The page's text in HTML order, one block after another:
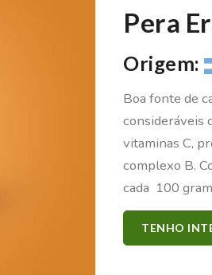
Pera
Origem:
Boa fonte de
consideráveis
vitaminas C,
complexo B.
cada 100
TENHO